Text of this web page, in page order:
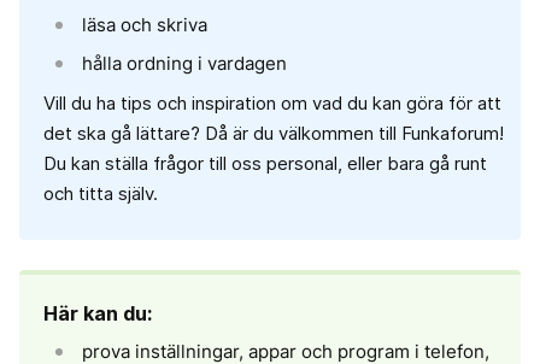
läsa och skriva
hålla ordning i vardagen
Vill du ha tips och inspiration om vad du kan göra för att
det ska gå lättare? Då är du välkommen till Funkaforum!
Du kan ställa frågor till oss personal, eller bara gå runt
och titta själv.
Här kan du:
prova inställningar, appar och program i telefon,